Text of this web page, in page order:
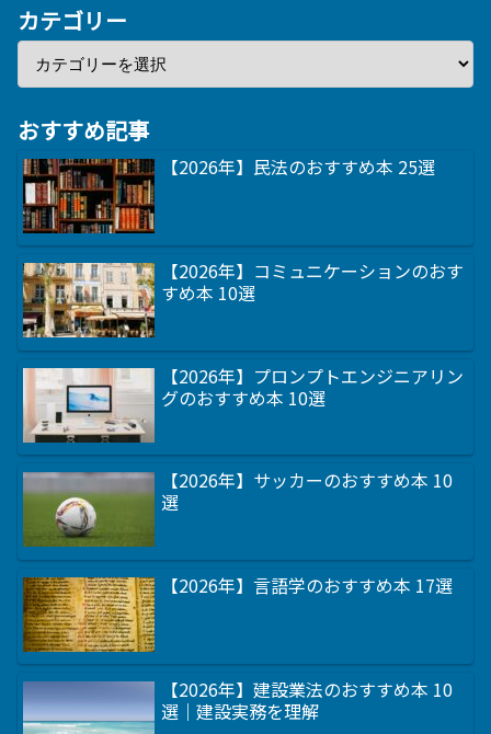
カテゴリー
おすすめ記事
【2026年】民法のおすすめ本 25選
【2026年】コミュニケーションのおす
すめ本 10選
【2026年】プロンプトエンジニアリン
グのおすすめ本 10選
【2026年】サッカーのおすすめ本 10
選
【2026年】言語学のおすすめ本 17選
【2026年】建設業法のおすすめ本 10
選｜建設実務を理解